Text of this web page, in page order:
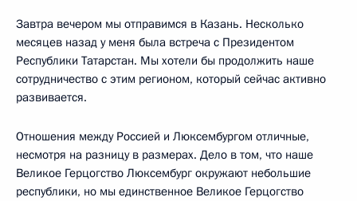
Завтра вечером мы отправимся в Казань. Несколько
месяцев назад у меня была встреча с Президентом
Республики Татарстан. Мы хотели бы продолжить наше
сотрудничество с этим регионом, который сейчас активно
развивается.
Отношения между Россией и Люксембургом отличные,
несмотря на разницу в размерах. Дело в том, что наше
Великое Герцогство Люксембург окружают небольшие
республики, но мы единственное Великое Герцогство